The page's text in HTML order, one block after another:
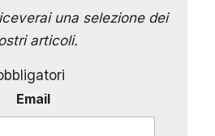
una selezione dei
articoli.
Email